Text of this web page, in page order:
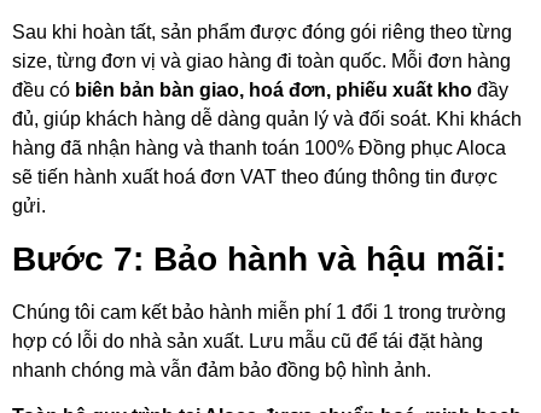
Sau khi hoàn tất, sản phẩm được đóng gói riêng theo từng
size, từng đơn vị và giao hàng đi toàn quốc. Mỗi đơn hàng
đều có biên bản bàn giao, hoá đơn, phiếu xuất kho đầy
đủ, giúp khách hàng dễ dàng quản lý và đối soát. Khi khách
hàng đã nhận hàng và thanh toán 100% Đồng phục Aloca
sẽ tiến hành xuất hoá đơn VAT theo đúng thông tin được
gửi.
Bước 7: Bảo hành và hậu mãi:
Chúng tôi cam kết bảo hành miễn phí 1 đổi 1 trong trường
hợp có lỗi do nhà sản xuất. Lưu mẫu cũ để tái đặt hàng
nhanh chóng mà vẫn đảm bảo đồng bộ hình ảnh.